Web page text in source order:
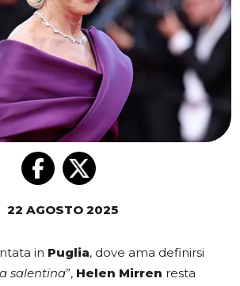
22 AGOSTO 2025
in Puglia, dove ama definirsi
salentina”, Helen Mirren resta